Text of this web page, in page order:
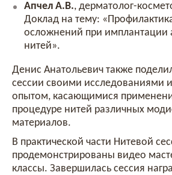
Апчел А.В., дерматолог-
Доклад на тему:
осложнений при
нитей».
Денис Анатольевич также
сессии своими исследованиями
опытом, касающимися
процедуре нитей различных
материалов.
В практической части Нитевой
продемонстрированы видео
классы. Завершилась сессия